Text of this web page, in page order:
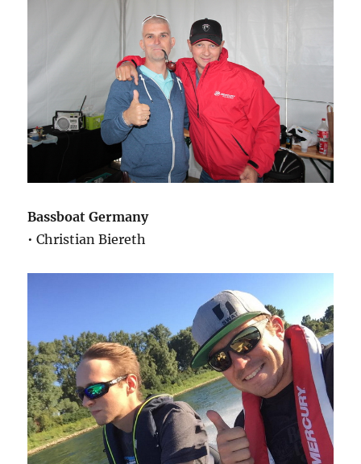
Bassboat Germany
• Christian Biereth